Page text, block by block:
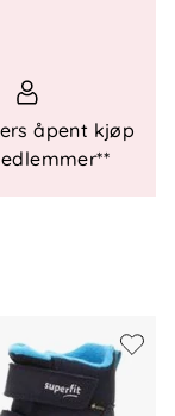
ekstra
Tekstil
–
åpent kjøp